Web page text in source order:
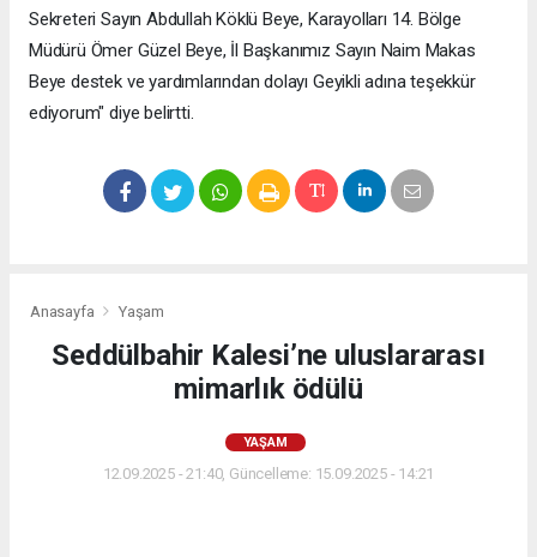
Sekreteri Sayın Abdullah Köklü Beye, Karayolları 14. Bölge
Müdürü Ömer Güzel Beye, İl Başkanımız Sayın Naim Makas
Beye destek ve yardımlarından dolayı Geyikli adına teşekkür
ediyorum" diye belirtti.
Anasayfa Yaşam
Seddülbahir Kalesi’ne uluslararası
mimarlık ödülü
YAŞAM
12.09.2025 - 21:40, Güncelleme: 15.09.2025 - 14:21